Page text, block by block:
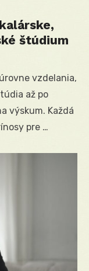
štúdium
vzdelania,
až po
výskum. Každá
pre …